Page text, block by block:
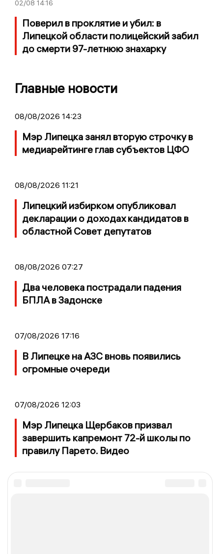
02/08 14:16
Поверил в проклятие и убил: в
Липецкой области полицейский забил
до смерти 97-летнюю знахарку
Главные новости
08/08/2026 14:23
Мэр Липецка занял вторую строчку в
медиарейтинге глав субъектов ЦФО
08/08/2026 11:21
Липецкий избирком опубликовал
декларации о доходах кандидатов в
областной Совет депутатов
08/08/2026 07:27
Два человека пострадали падения
БПЛА в Задонске
07/08/2026 17:16
В Липецке на АЗС вновь появились
огромные очереди
07/08/2026 12:03
Мэр Липецка Щербаков призвал
завершить капремонт 72-й школы по
правилу Парето. Видео